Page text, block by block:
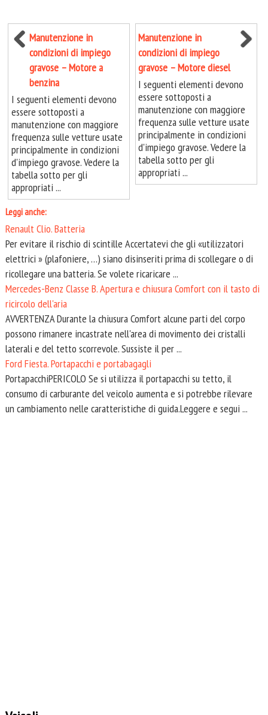
Manutenzione in
condizioni di impiego
gravose – Motore a
benzina
I seguenti elementi devono
essere sottoposti a
manutenzione con maggiore
frequenza sulle vetture usate
principalmente in condizioni
d'impiego gravose. Vedere la
tabella sotto per gli
appropriati ...
Manutenzione in
condizioni di impiego
gravose – Motore diesel
I seguenti elementi devono
essere sottoposti a
manutenzione con maggiore
frequenza sulle vetture usate
principalmente in condizioni
d'impiego gravose. Vedere la
tabella sotto per gli
appropriati ...
Leggi anche:
Renault Clio. Batteria
Per evitare il rischio di scintille Accertatevi che gli «utilizzatori
elettrici » (plafoniere, …) siano disinseriti prima di scollegare o di
ricollegare una batteria. Se volete ricaricare ...
Mercedes-Benz Classe B. Apertura e chiusura Comfort con il tasto di
ricircolo dell'aria
AVVERTENZA Durante la chiusura Comfort alcune parti del corpo
possono rimanere incastrate nell'area di movimento dei cristalli
laterali e del tetto scorrevole. Sussiste il per ...
Ford Fiesta. Portapacchi e portabagagli
PortapacchiPERICOLO Se si utilizza il portapacchi su tetto, il
consumo di carburante del veicolo aumenta e si potrebbe rilevare
un cambiamento nelle caratteristiche di guida.Leggere e segui ...